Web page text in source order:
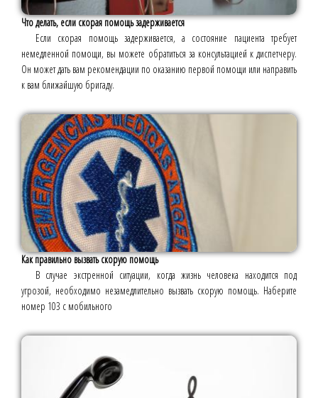
Что делать, если скорая помощь задерживается
Если скорая помощь задерживается, а состояние пациента требует
немедленной помощи, вы можете обратиться за консультацией к диспетчеру.
Он может дать вам рекомендации по оказанию первой помощи или направить
к вам ближайшую бригаду.
Как правильно вызвать скорую помощь
В случае экстренной ситуации, когда жизнь человека находится под
угрозой, необходимо незамедлительно вызвать скорую помощь. Наберите
номер 103 с мобильного